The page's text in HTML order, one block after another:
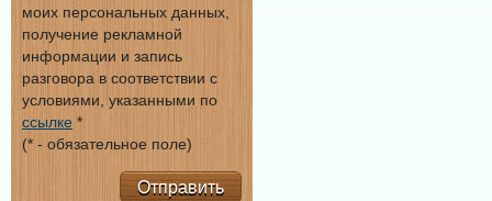
моих персональных данных,
получение рекламной
информации и запись
разговора в соответствии с
условиями, указанными по
ссылке *
(* - обязательное поле)
Отправить